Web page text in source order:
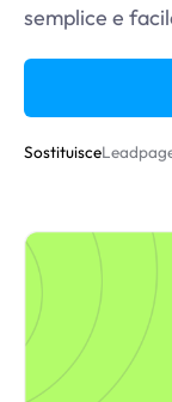
semplice e
Sostituisce